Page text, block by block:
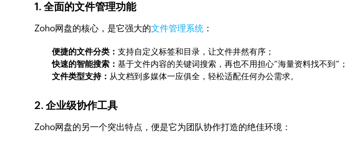
1. 全面的文件管理功能
Zoho网盘的核心，是它强大的文件管理系统 ：
便捷的文件分类：支持自定义标签和目录，让文件井然有序；
快速的智能搜索：基于文件内容的关键词搜索，再也不用担心“海量资料找不到”；
文件类型支持： 从文档到多媒体一应俱全，轻松适配任何办公需求。
2. 企业级协作工具
Zoho网盘的另一个突出特点，便是它为团队协作打造的绝佳环境：